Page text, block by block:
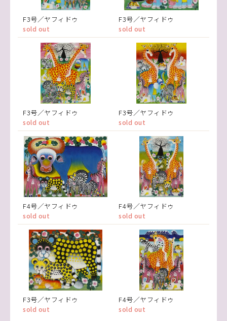
F3号／ヤフィドゥ
sold out
F3号／ヤフィドゥ
sold out
F3号／ヤフィドゥ
sold out
F3号／ヤフィドゥ
sold out
F4号／ヤフィドゥ
sold out
F4号／ヤフィドゥ
sold out
F3号／ヤフィドゥ
sold out
F4号／ヤフィドゥ
sold out